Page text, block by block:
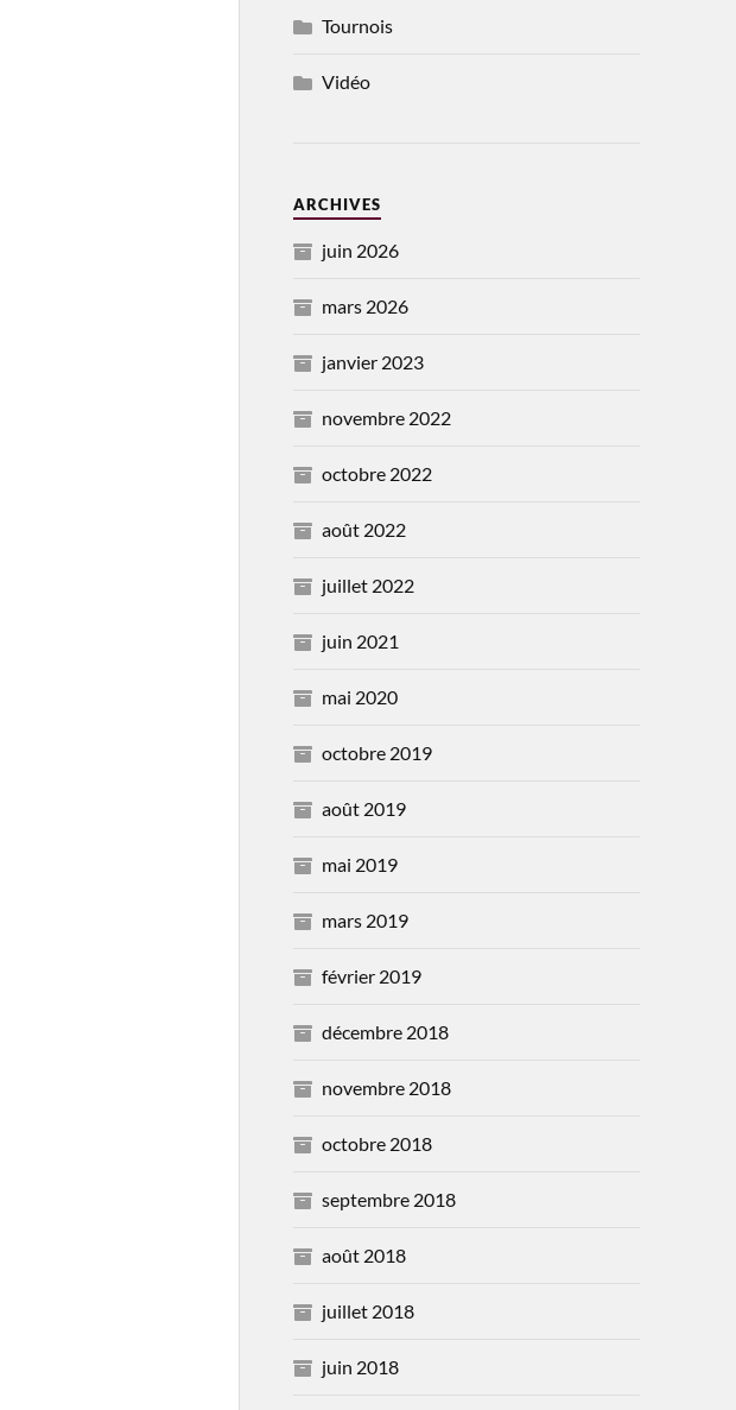
Tournois
Vidéo
ARCHIVES
juin 2026
mars 2026
janvier 2023
novembre 2022
octobre 2022
août 2022
juillet 2022
juin 2021
mai 2020
octobre 2019
août 2019
mai 2019
mars 2019
février 2019
décembre 2018
novembre 2018
octobre 2018
septembre 2018
août 2018
juillet 2018
juin 2018